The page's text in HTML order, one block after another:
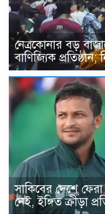
নেত্রকোনার বড়
বাণিজ্যিক প্রতিষ্ঠান;
সাকিবের দেশে
নেই, ইঙ্গিত ক্রীড়া